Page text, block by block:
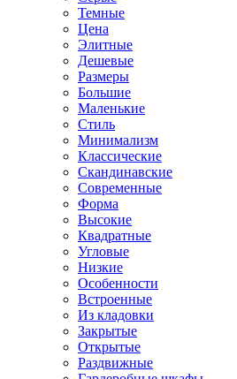
Темные
Цена
Элитные
Дешевые
Размеры
Большие
Маленькие
Стиль
Минимализм
Классические
Скандинавские
Современные
Форма
Высокие
Квадратные
Угловые
Низкие
Особенности
Встроенные
Из кладовки
Закрытые
Открытые
Раздвижные